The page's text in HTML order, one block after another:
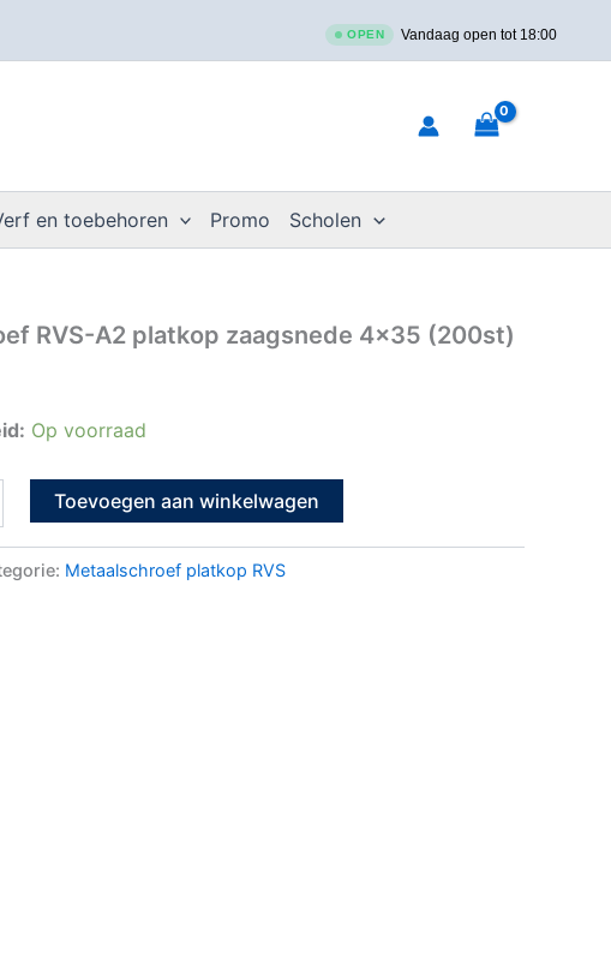
OPEN Vandaag open tot 18:00
en toebehoren Promo Scholen
RVS-A2 platkop zaagsnede 4×35 (200st)
Op voorraad
Toevoegen aan winkelwagen
Metaalschroef platkop RVS